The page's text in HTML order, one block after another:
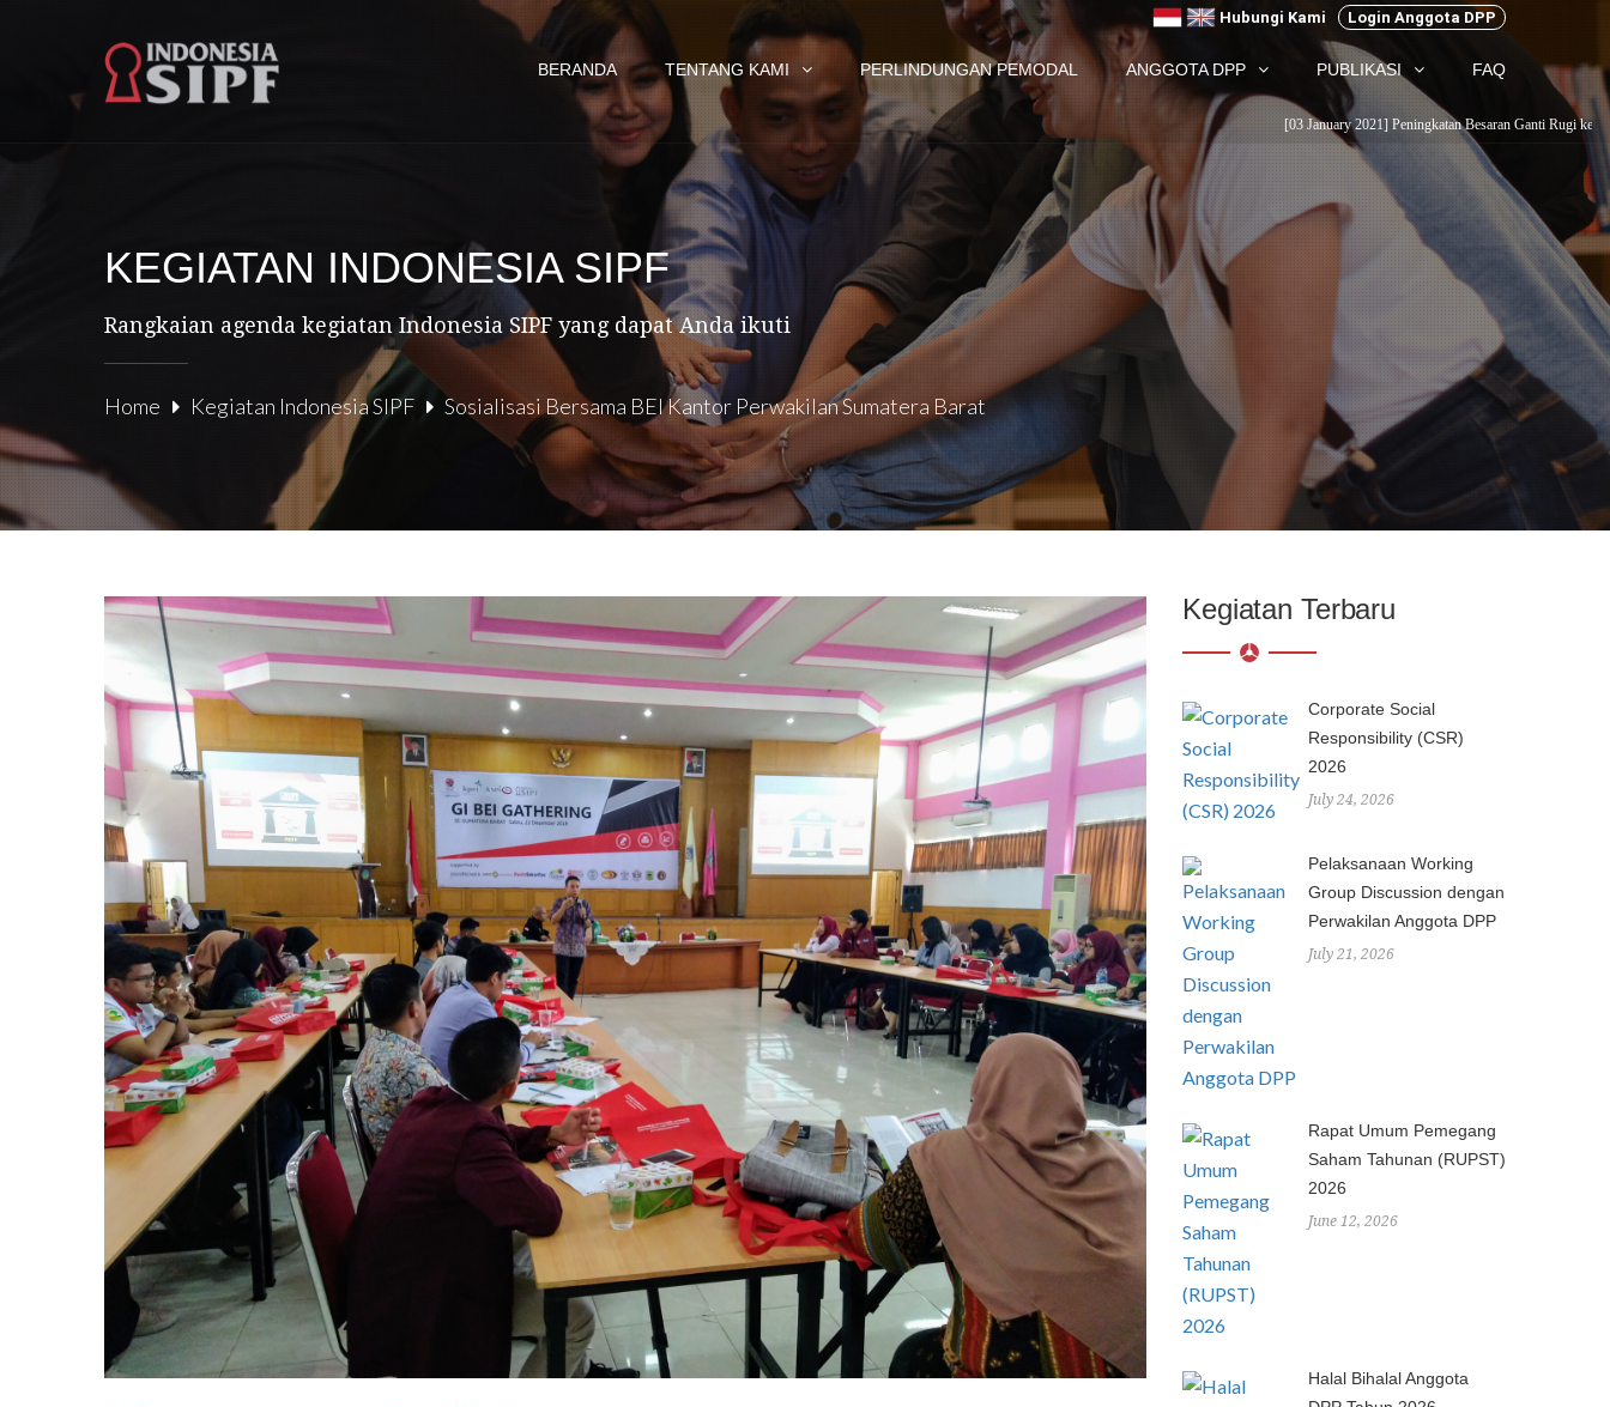
Hubungi Kami Login Anggota DPP
BERANDA TENTANG KAMI PERLINDUNGAN PEMODAL ANGGOTA DPP PUBLIKASI FAQ
[03 January 2021] Peningkatan Besaran Ganti Rugi kepada Pemodal ...
KEGIATAN INDONESIA SIPF
Rangkaian agenda kegiatan Indonesia SIPF yang dapat Anda ikuti
Home Kegiatan Indonesia SIPF Sosialisasi Bersama BEI Kantor Perwakilan Sumatera Barat
Kegiatan Terbaru
Corporate Social
Responsibility (CSR)
2026
July 24, 2026
Pelaksanaan Working
Group Discussion dengan
Perwakilan Anggota DPP
July 21, 2026
Rapat Umum Pemegang
Saham Tahunan (RUPST)
2026
June 12, 2026
Halal Bihalal Anggota